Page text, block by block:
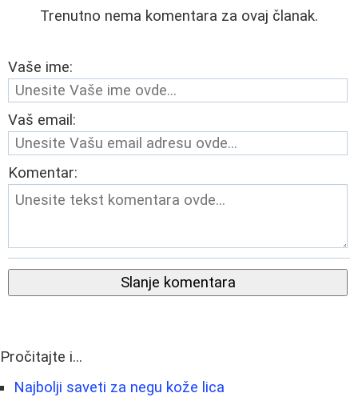
Trenutno nema komentara za ovaj članak.
Vaše ime:
Vaš email:
Komentar:
Slanje komentara
Pročitajte i...
Najbolji saveti za negu kože lica